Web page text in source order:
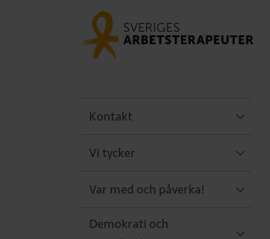
Kontakt
Vi tycker
Var med och påverka!
Demokrati och